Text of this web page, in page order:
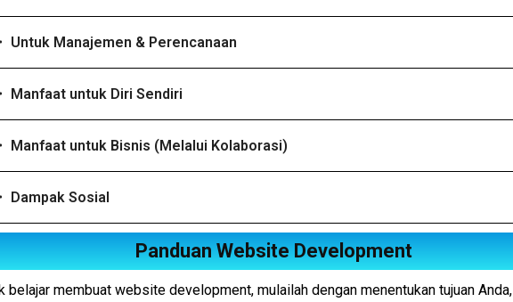
Untuk Manajemen & Perencanaan
Manfaat untuk Diri Sendiri
Manfaat untuk Bisnis (Melalui Kolaborasi)
Dampak Sosial
Panduan Website Development
belajar membuat website development, mulailah dengan menentukan tujuan